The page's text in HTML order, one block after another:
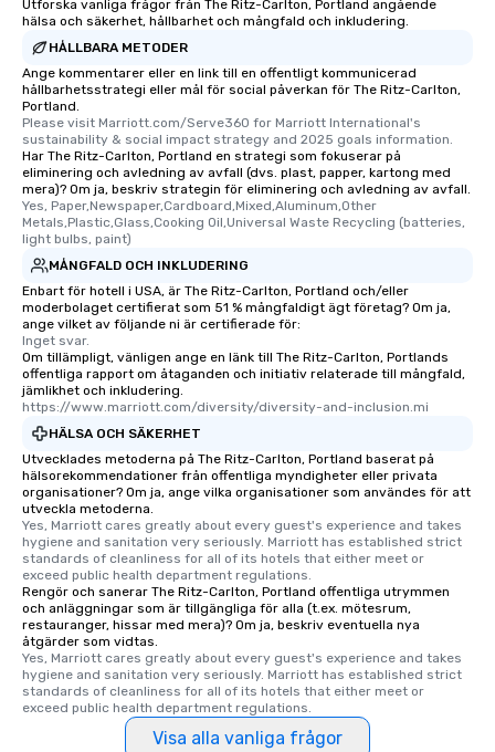
Utforska vanliga frågor från The Ritz-Carlton, Portland angående
hälsa och säkerhet, hållbarhet och mångfald och inkludering.
HÅLLBARA METODER
Ange kommentarer eller en link till en offentligt kommunicerad
hållbarhetsstrategi eller mål för social påverkan för The Ritz-Carlton,
Portland.
Please visit Marriott.com/Serve360 for Marriott International's
sustainability & social impact strategy and 2025 goals information.
Har The Ritz-Carlton, Portland en strategi som fokuserar på
eliminering och avledning av avfall (dvs. plast, papper, kartong med
mera)? Om ja, beskriv strategin för eliminering och avledning av avfall.
Yes, Paper,Newspaper,Cardboard,Mixed,Aluminum,Other
Metals,Plastic,Glass,Cooking Oil,Universal Waste Recycling (batteries,
light bulbs, paint)
MÅNGFALD OCH INKLUDERING
Enbart för hotell i USA, är The Ritz-Carlton, Portland och/eller
moderbolaget certifierat som 51 % mångfaldigt ägt företag? Om ja,
ange vilket av följande ni är certifierade för:
Inget svar.
Om tillämpligt, vänligen ange en länk till The Ritz-Carlton, Portlands
offentliga rapport om åtaganden och initiativ relaterade till mångfald,
jämlikhet och inkludering.
https://www.marriott.com/diversity/diversity-and-inclusion.mi
HÄLSA OCH SÄKERHET
Utvecklades metoderna på The Ritz-Carlton, Portland baserat på
hälsorekommendationer från offentliga myndigheter eller privata
organisationer? Om ja, ange vilka organisationer som användes för att
utveckla metoderna.
Yes, Marriott cares greatly about every guest's experience and takes
hygiene and sanitation very seriously. Marriott has established strict
standards of cleanliness for all of its hotels that either meet or
exceed public health department regulations.
Rengör och sanerar The Ritz-Carlton, Portland offentliga utrymmen
och anläggningar som är tillgängliga för alla (t.ex. mötesrum,
restauranger, hissar med mera)? Om ja, beskriv eventuella nya
åtgärder som vidtas.
Yes, Marriott cares greatly about every guest's experience and takes
hygiene and sanitation very seriously. Marriott has established strict
standards of cleanliness for all of its hotels that either meet or
exceed public health department regulations.
Visa alla vanliga frågor